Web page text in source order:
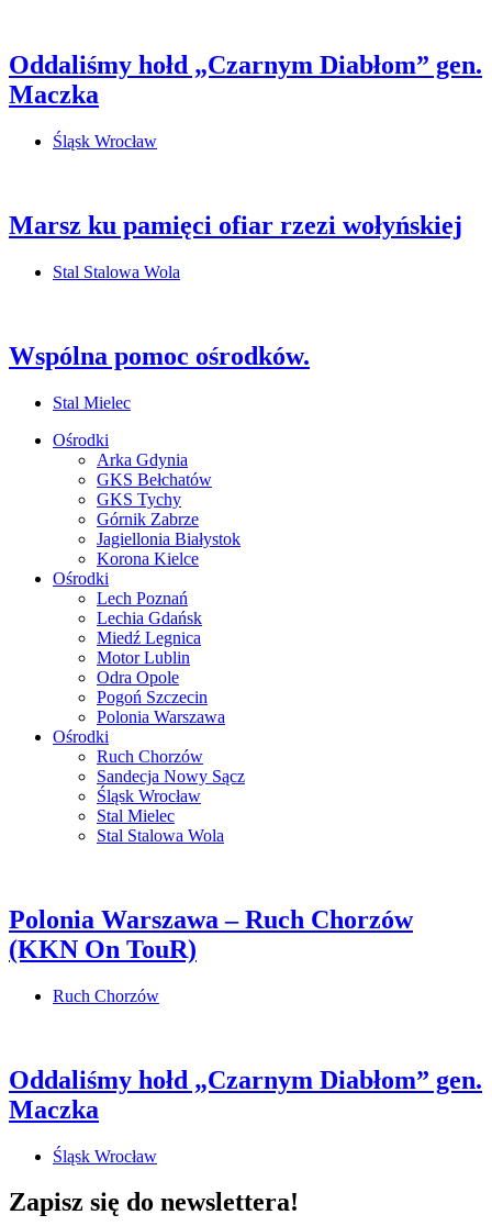
Oddaliśmy hołd „Czarnym Diabłom” gen.
Maczka
Śląsk Wrocław
Marsz ku pamięci ofiar rzezi wołyńskiej
Stal Stalowa Wola
Wspólna pomoc ośrodków.
Stal Mielec
Ośrodki
Arka Gdynia
GKS Bełchatów
GKS Tychy
Górnik Zabrze
Jagiellonia Białystok
Korona Kielce
Ośrodki
Lech Poznań
Lechia Gdańsk
Miedź Legnica
Motor Lublin
Odra Opole
Pogoń Szczecin
Polonia Warszawa
Ośrodki
Ruch Chorzów
Sandecja Nowy Sącz
Śląsk Wrocław
Stal Mielec
Stal Stalowa Wola
Polonia Warszawa – Ruch Chorzów
(KKN On TouR)
Ruch Chorzów
Oddaliśmy hołd „Czarnym Diabłom” gen.
Maczka
Śląsk Wrocław
Zapisz się do newslettera!